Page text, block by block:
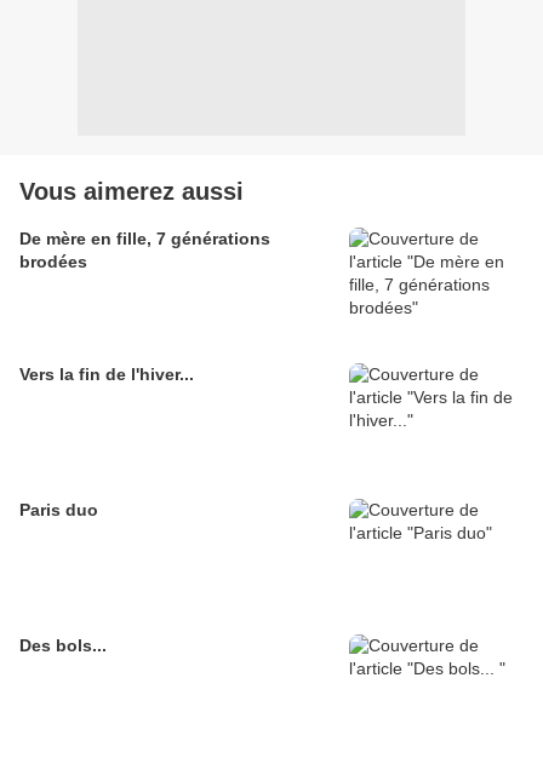
Vous aimerez aussi
De mère en fille, 7 générations
brodées
Vers la fin de l'hiver...
Paris duo
Des bols...